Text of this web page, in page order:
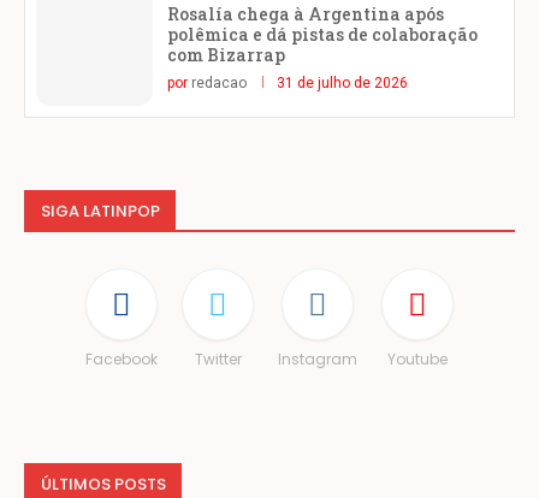
Rosalía chega à Argentina após
polêmica e dá pistas de colaboração
com Bizarrap
por redacao 31 de julho de 2026
SIGA LATINPOP
Facebook Twitter Instagram Youtube
ÚLTIMOS POSTS